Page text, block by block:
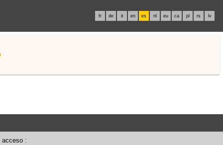
fr de it en es nl eu ca pl rs lv
acceso :